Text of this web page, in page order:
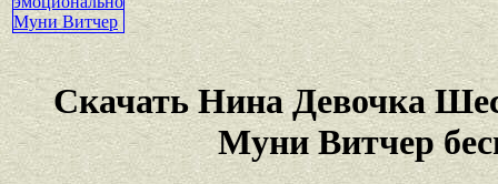
Скачать Нина Девочка
Муни Витчер